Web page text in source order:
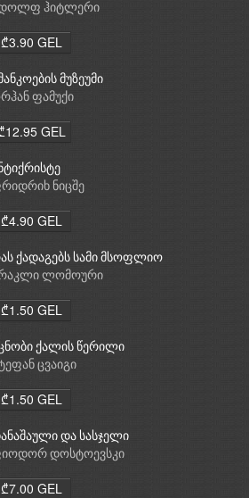
ჰიტლერი
₾3.90 GEL
მუზეუმი
ფამუქი
GEL
ნიცშე
₾4.90 GEL
ქადაგებს სამი მსოფლიო
ბუდიზმი,
ლომოური
₾1.50 GEL
ქალის წერილი
ცვაიგი
₾1.50 GEL
და სასჯელი
დოსტოევსკი
₾7.00 GEL